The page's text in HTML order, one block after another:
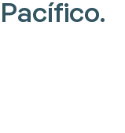
Pacífico.